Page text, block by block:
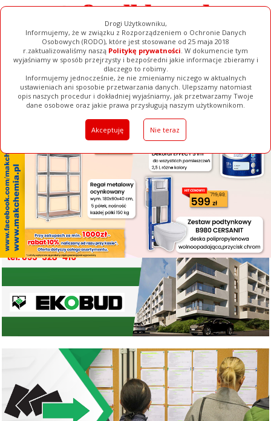
Drogi Użytkowniku,
Informujemy, że w związku z Rozporządzeniem o Ochronie Danych
Osobowych (RODO), które jest stosowane od 25 maja 2018
r.zaktualizowaliśmy naszą Politykę prywatności. W dokumencie tym
wyjaśniamy w sposób przejrzysty i bezpośredni jakie informacje zbieramy i
dlaczego to robimy.
Informujemy jednocześnie, że nie zmieniamy niczego w aktualnych
ustawieniach ani sposobie przetwarzania danych. Ulepszamy natomiast
opis naszych procedur i dokładniej wyjaśniamy, jak przetwarzamy Twoje
dane osobowe oraz jakie prawa przysługują naszym użytkownikom.
Akceptuję Nie teraz
[ ZAMKNIJ ]
Ogłoszenia Filmy Galerie Baza Firm Pełna Wersja